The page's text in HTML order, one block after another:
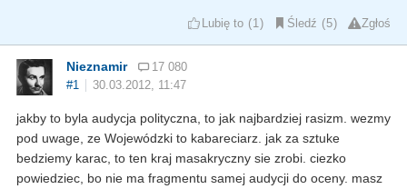
Lubię to 1 Śledź 5 Zgłoś
Nieznamir
17 080
#1
30.03.2012, 11:47
jakby to byla audycja polityczna, to jak najbardziej rasizm. wezmy
pod uwage, ze Wojewódzki to kabareciarz. jak za sztuke
bedziemy karac, to ten kraj masakryczny sie zrobi. ciezko
powiedziec, bo nie ma fragmentu samej audycji do oceny. masz